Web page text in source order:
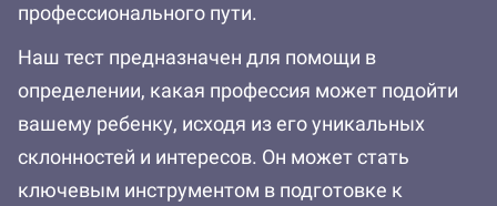
профессионального пути.
Наш тест предназначен для помощи в
определении, какая профессия может подойти
вашему ребенку, исходя из его уникальных
склонностей и интересов. Он может стать
ключевым инструментом в подготовке к